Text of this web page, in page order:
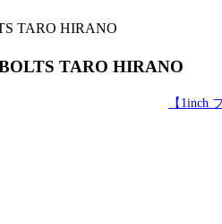
TARO HIRANO
【1inch